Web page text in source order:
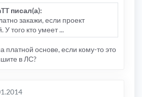
писал(а):
закажи, если проект
того кто умеет ...
платной основе, если кому-то это
в ЛС?